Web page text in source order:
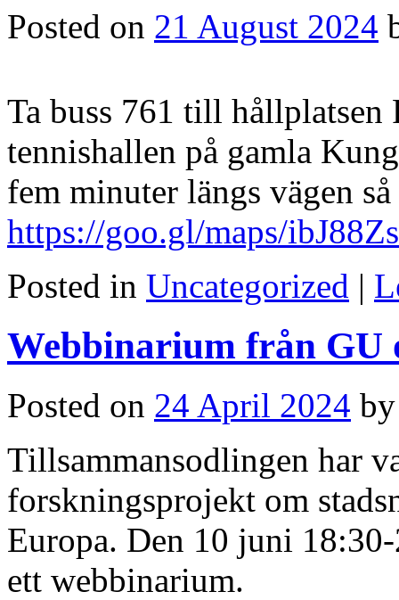
Posted on 21 August 2024
Ta buss 761 till
tennishallen på gamla
fem minuter längs vägen
https://goo.gl/maps/
Posted in Uncategorized |
Webbinarium från GU
Posted on 24 April 2024 by
Tillsammansodlingen har
forskningsprojekt om
Europa. Den 10 juni
ett webbinarium.